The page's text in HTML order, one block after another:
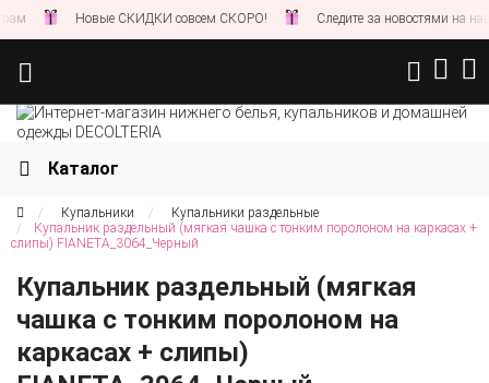
Новые СКИДКИ совсем СКОРО! Следите за новостями на нашем
Каталог
Купальники
Купальники раздельные
Купальник раздельный (мягкая чашка с тонким поролоном на каркасах +
слипы) FIANETA_3064_Черный
Купальник раздельный (мягкая
чашка с тонким поролоном на
каркасах + слипы)